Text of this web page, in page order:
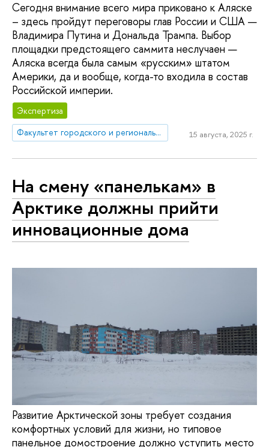
Сегодня внимание всего мира приковано к Аляске
– здесь пройдут переговоры глав России и США —
Владимира Путина и Дональда Трампа. Выбор
площадки предстоящего саммита неслучаен —
Аляска всегда была самым «русским» штатом
Америки, да и вообще, когда-то входила в состав
Российской империи.
Экспертиза
Факультет городского и регионального развития
15 августа, 2025 г.
На смену «панелькам» в
Арктике должны прийти
инновационные дома
Развитие Арктической зоны требует создания
комфортных условий для жизни, но типовое
панельное домостроение должно уступить место